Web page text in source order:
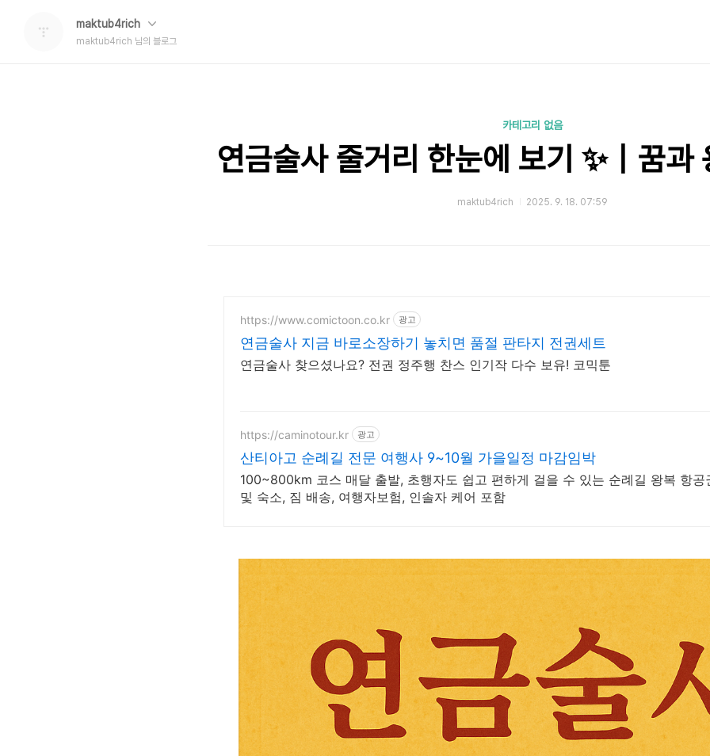
maktub4rich
maktub4rich 님의 블로그
카테고리 없음
연금술사 줄거리 한눈에 보기 ✨｜꿈과
maktub4rich 2025. 9. 18. 07:59
https://www.comictoon.co.kr 광고
연금술사 지금 바로소장하기 놓치면 품절 판타지 전권세트
연금술사 찾으셨나요? 전권 정주행 찬스 인기작 다수 보유! 코믹툰
https://caminotour.kr 광고
산티아고 순례길 전문 여행사 9~10월 가을일정 마감임박
100~800km 코스 매달 출발, 초행자도 쉽고 편하게 걸을 수 있는 순례길 왕복 항공
및 숙소, 짐 배송, 여행자보험, 인솔자 케어 포함